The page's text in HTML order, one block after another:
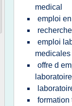
medical
emploi
emploi
medicales
offre d
laboratoire
formation